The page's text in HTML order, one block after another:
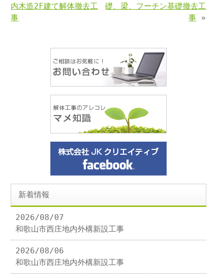
内木造2F建て解体撤去工
事
礎、梁、フーチン基礎撤去工
事 »
新着情報
2026/08/07
和歌山市西庄地内外構新設工事
2026/08/06
和歌山市西庄地内外構新設工事